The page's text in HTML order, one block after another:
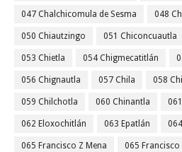
047 Chalchicomula de Sesma 048
050 Chiautzingo 051 Chiconcuautla
053 Chietla 054 Chigmecatitlán
056 Chignautla 057 Chila 058
059 Chilchotla 060 Chinantla
062 Eloxochitlán 063 Epatlán
065 Francisco Z Mena 065 Francisco